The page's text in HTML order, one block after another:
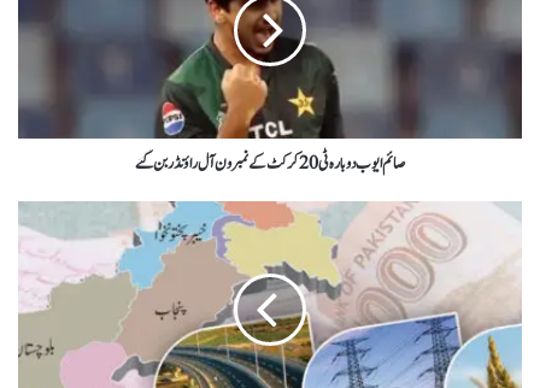
صائم ایوب دوبارہ ٹی 20 کرکٹ کے نمبر ون آل راؤنڈر بن گئے